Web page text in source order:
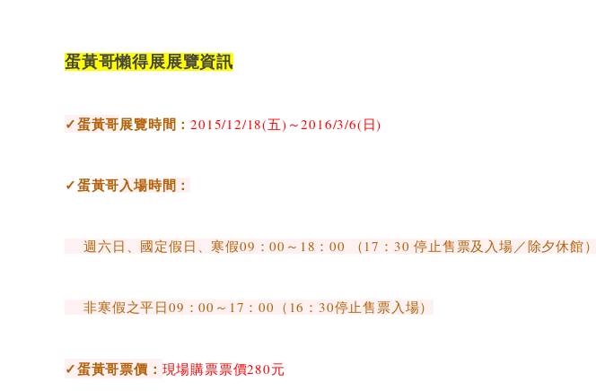
蛋黃哥懶得展展覽資訊
✓蛋黃哥展覽時間：2015/12/18(五)～2016/3/6(日)
✓蛋黃哥入場時間：
週六日、國定假日、寒假09：00～18：00 （17：30 停止售票及入場／除夕休館）
非寒假之平日09：00～17：00（16：30停止售票入場）
✓蛋黃哥票價： 現場購票票價280元